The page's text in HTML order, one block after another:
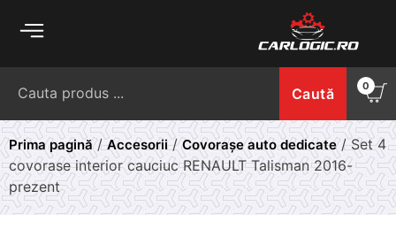
Caută 0
Prima pagină/Accesorii/Covorașe auto dedicate/ Set 4
covorase interior cauciuc RENAULT Talisman 2016-
prezent